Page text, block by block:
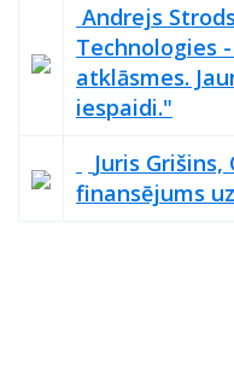
Andrejs
Technologies
atklāsmes.
iespaidi."
Juris
finansējums